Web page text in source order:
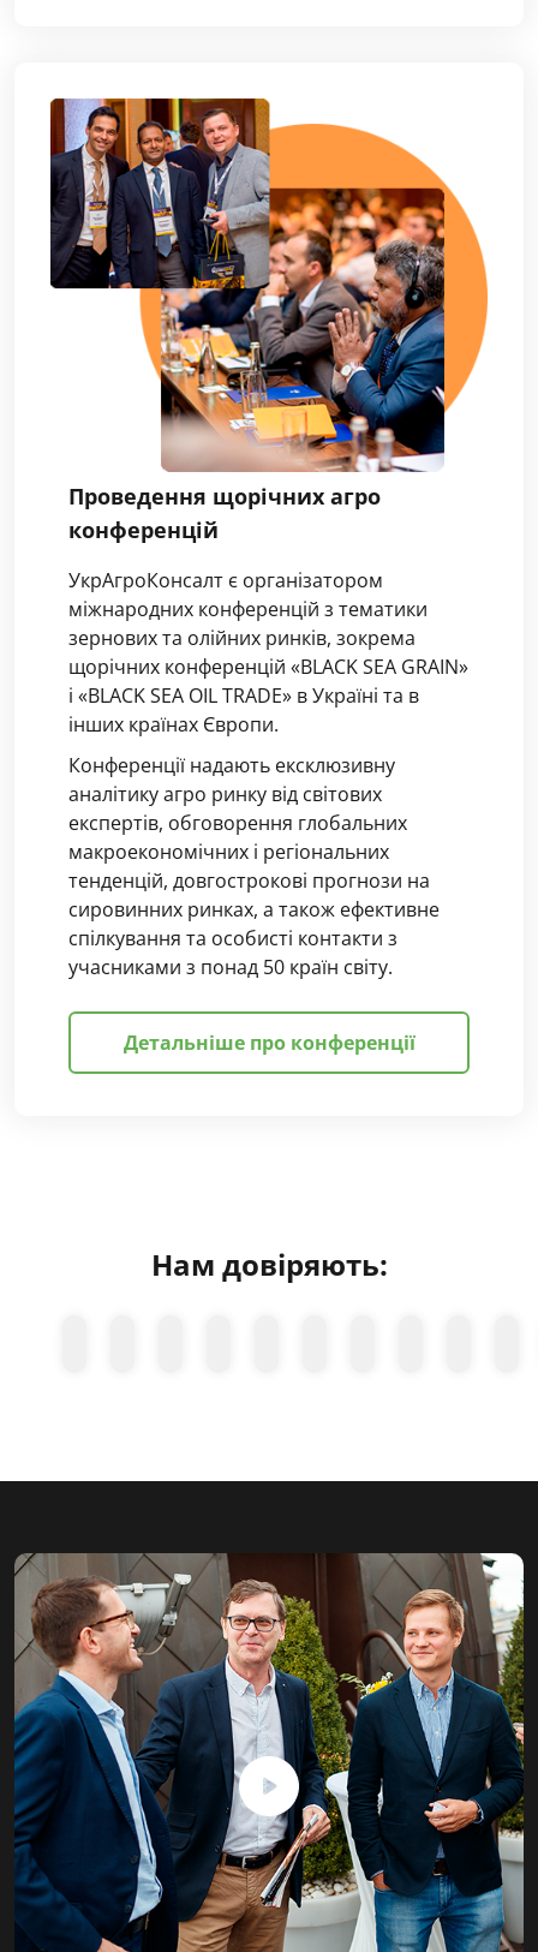
Проведення щорічних агро
конференцій
УкрАгроКонсалт є організатором
міжнародних конференцій з тематики
зернових та олійних ринків, зокрема
щорічних конференцій «BLACK SEA GRAIN»
і «BLACK SEA OIL TRADE» в Україні та в
інших країнах Європи.
Конференції надають ексклюзивну
аналітику агро ринку від світових
експертів, обговорення глобальних
макроекономічних і регіональних
тенденцій, довгострокові прогнози на
сировинних ринках, а також ефективне
спілкування та особисті контакти з
учасниками з понад 50 країн світу.
Детальніше про конференції
Нам довіряють: